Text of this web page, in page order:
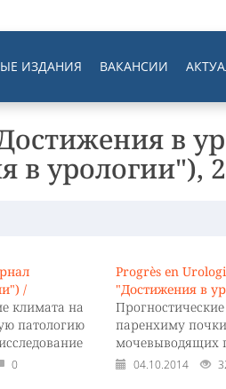
ИЗДАНИЯ ВАКАНСИИ
в
в урологии"),
/
климата на
патологию
0
Progrès en
"Достижения в
паренхиму
мочевыводящих
04.10.2014